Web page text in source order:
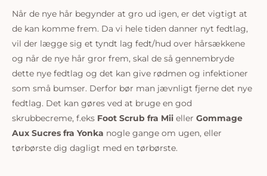
Når de nye hår begynder at gro ud igen, er det vigtigt at
de kan komme frem. Da vi hele tiden danner nyt fedtlag,
vil der lægge sig et tyndt lag fedt/hud over hårsækkene
og når de nye hår gror frem, skal de så gennembryde
dette nye fedtlag og det kan give rødmen og infektioner
som små bumser. Derfor bør man jævnligt fjerne det nye
fedtlag. Det kan gøres ved at bruge en god
skrubbecreme, f.eks Foot Scrub fra Mii eller Gommage
Aux Sucres fra Yonka nogle gange om ugen, eller
tørbørste dig dagligt med en tørbørste.